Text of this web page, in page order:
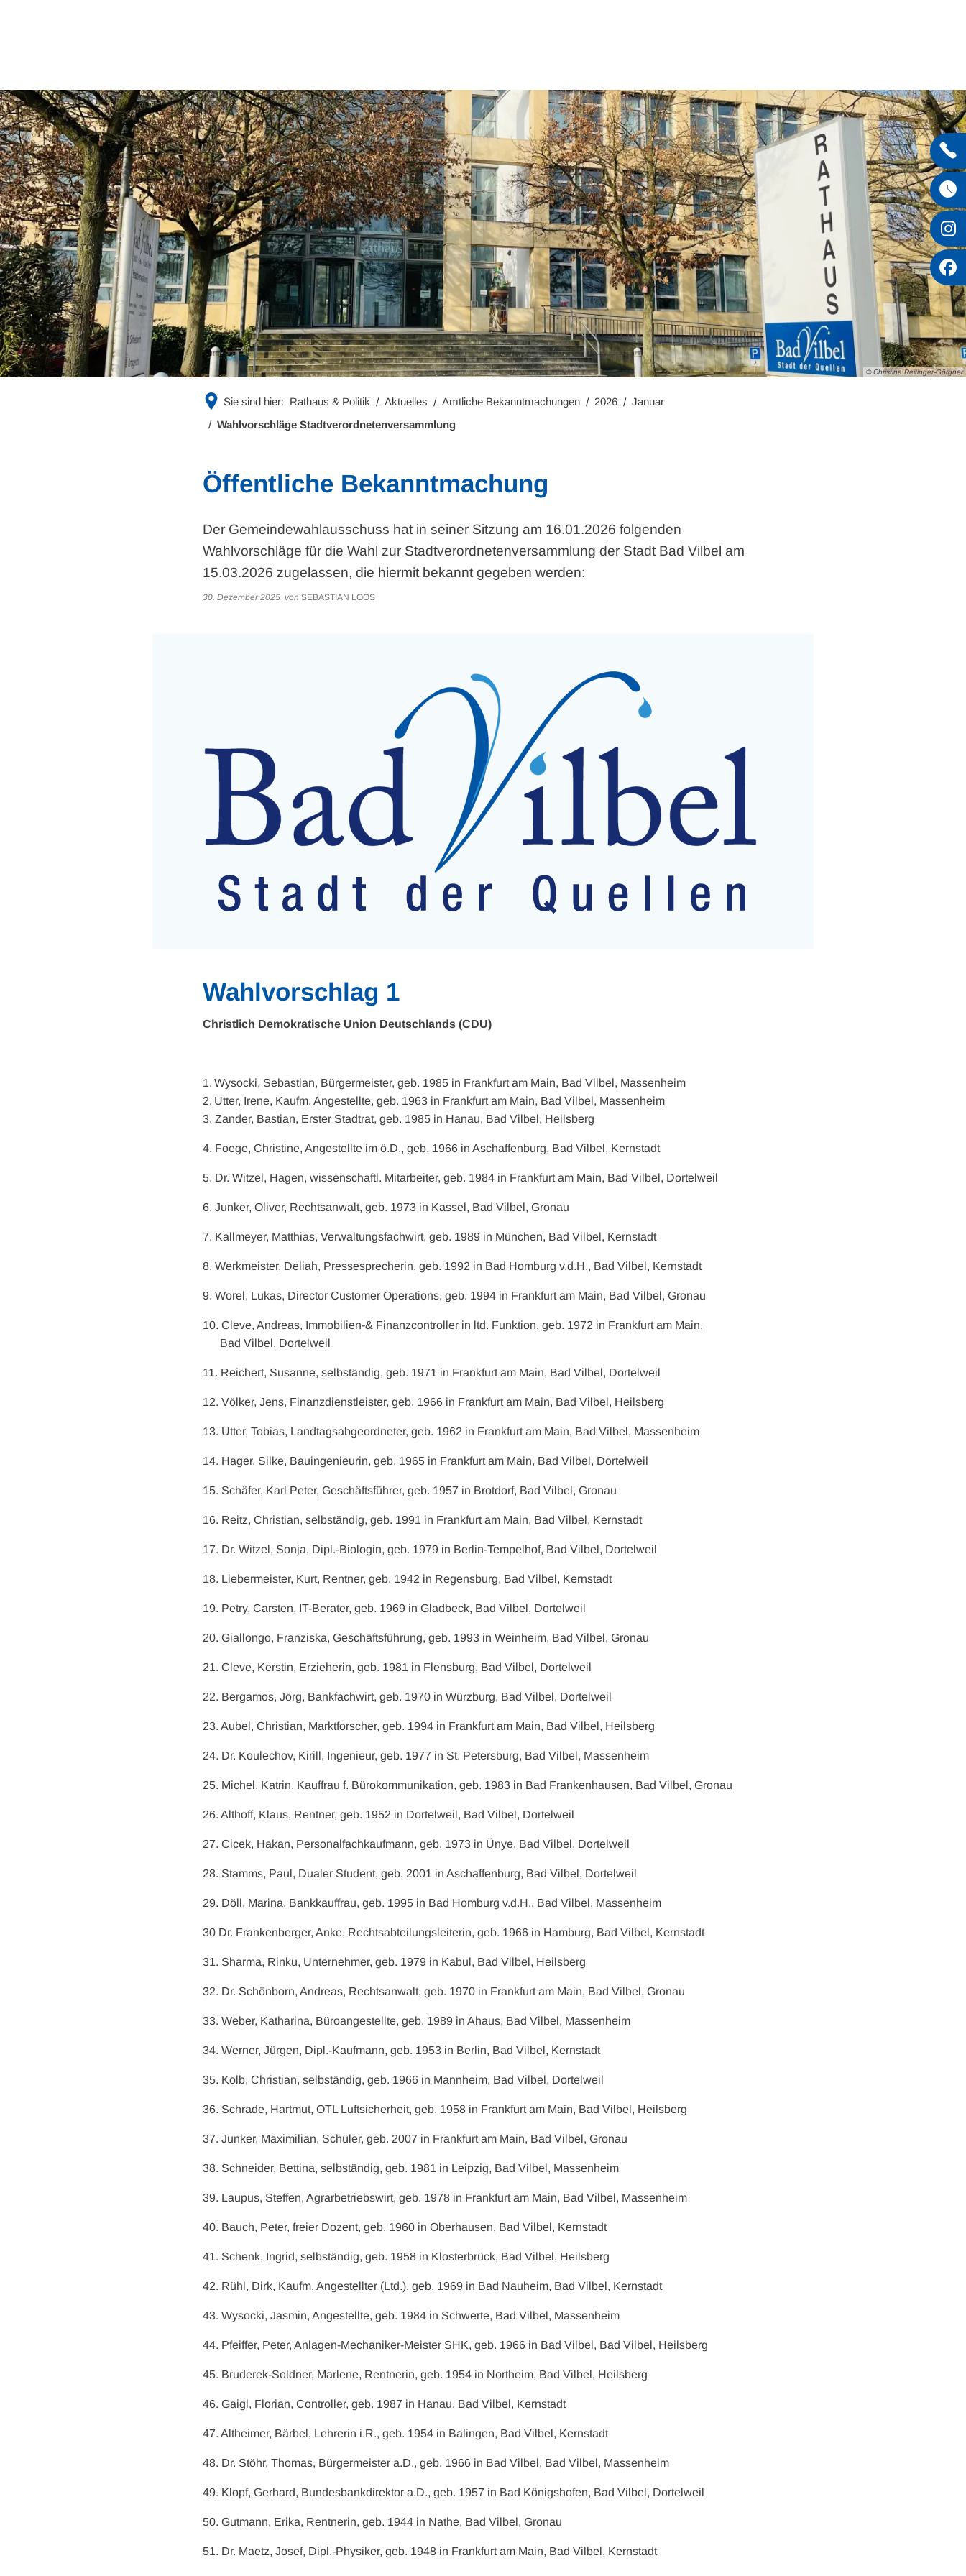
© Christina Reitinger-Görgner
Sie sind hier: Rathaus & Politik Aktuelles Amtliche Bekanntmachungen 2026
Januar
Wahlvorschläge Stadtverordnetenversammlung
Öffentliche Bekanntmachung
Der Gemeindewahlausschuss hat in seiner Sitzung am 16.01.2026 folgenden
Wahlvorschläge für die Wahl zur Stadtverordnetenversammlung der Stadt Bad Vilbel am
15.03.2026 zugelassen, die hiermit bekannt gegeben werden:
30. Dezember 2025 von SEBASTIAN LOOS
Wahlvorschlag 1
Christlich Demokratische Union Deutschlands (CDU)
Wysocki, Sebastian, Bürgermeister, geb. 1985 in Frankfurt am Main, Bad Vilbel, Massenheim
Utter, Irene, Kaufm. Angestellte, geb. 1963 in Frankfurt am Main, Bad Vilbel, Massenheim
3. Zander, Bastian, Erster Stadtrat, geb. 1985 in Hanau, Bad Vilbel, Heilsberg
4. Foege, Christine, Angestellte im ö.D., geb. 1966 in Aschaffenburg, Bad Vilbel, Kernstadt
5. Dr. Witzel, Hagen, wissenschaftl. Mitarbeiter, geb. 1984 in Frankfurt am Main, Bad Vilbel, Dortelweil
6. Junker, Oliver, Rechtsanwalt, geb. 1973 in Kassel, Bad Vilbel, Gronau
7. Kallmeyer, Matthias, Verwaltungsfachwirt, geb. 1989 in München, Bad Vilbel, Kernstadt
8. Werkmeister, Deliah, Pressesprecherin, geb. 1992 in Bad Homburg v.d.H., Bad Vilbel, Kernstadt
9. Worel, Lukas, Director Customer Operations, geb. 1994 in Frankfurt am Main, Bad Vilbel, Gronau
10. Cleve, Andreas, Immobilien-& Finanzcontroller in ltd. Funktion, geb. 1972 in Frankfurt am Main,
Bad Vilbel, Dortelweil
11. Reichert, Susanne, selbständig, geb. 1971 in Frankfurt am Main, Bad Vilbel, Dortelweil
12. Völker, Jens, Finanzdienstleister, geb. 1966 in Frankfurt am Main, Bad Vilbel, Heilsberg
13. Utter, Tobias, Landtagsabgeordneter, geb. 1962 in Frankfurt am Main, Bad Vilbel, Massenheim
14. Hager, Silke, Bauingenieurin, geb. 1965 in Frankfurt am Main, Bad Vilbel, Dortelweil
15. Schäfer, Karl Peter, Geschäftsführer, geb. 1957 in Brotdorf, Bad Vilbel, Gronau
16. Reitz, Christian, selbständig, geb. 1991 in Frankfurt am Main, Bad Vilbel, Kernstadt
17. Dr. Witzel, Sonja, Dipl.-Biologin, geb. 1979 in Berlin-Tempelhof, Bad Vilbel, Dortelweil
18. Liebermeister, Kurt, Rentner, geb. 1942 in Regensburg, Bad Vilbel, Kernstadt
19. Petry, Carsten, IT-Berater, geb. 1969 in Gladbeck, Bad Vilbel, Dortelweil
20. Giallongo, Franziska, Geschäftsführung, geb. 1993 in Weinheim, Bad Vilbel, Gronau
21. Cleve, Kerstin, Erzieherin, geb. 1981 in Flensburg, Bad Vilbel, Dortelweil
22. Bergamos, Jörg, Bankfachwirt, geb. 1970 in Würzburg, Bad Vilbel, Dortelweil
23. Aubel, Christian, Marktforscher, geb. 1994 in Frankfurt am Main, Bad Vilbel, Heilsberg
24. Dr. Koulechov, Kirill, Ingenieur, geb. 1977 in St. Petersburg, Bad Vilbel, Massenheim
25. Michel, Katrin, Kauffrau f. Bürokommunikation, geb. 1983 in Bad Frankenhausen, Bad Vilbel, Gronau
26. Althoff, Klaus, Rentner, geb. 1952 in Dortelweil, Bad Vilbel, Dortelweil
27. Cicek, Hakan, Personalfachkaufmann, geb. 1973 in Ünye, Bad Vilbel, Dortelweil
28. Stamms, Paul, Dualer Student, geb. 2001 in Aschaffenburg, Bad Vilbel, Dortelweil
29. Döll, Marina, Bankkauffrau, geb. 1995 in Bad Homburg v.d.H., Bad Vilbel, Massenheim
30 Dr. Frankenberger, Anke, Rechtsabteilungsleiterin, geb. 1966 in Hamburg, Bad Vilbel, Kernstadt
31. Sharma, Rinku, Unternehmer, geb. 1979 in Kabul, Bad Vilbel, Heilsberg
32. Dr. Schönborn, Andreas, Rechtsanwalt, geb. 1970 in Frankfurt am Main, Bad Vilbel, Gronau
33. Weber, Katharina, Büroangestellte, geb. 1989 in Ahaus, Bad Vilbel, Massenheim
34. Werner, Jürgen, Dipl.-Kaufmann, geb. 1953 in Berlin, Bad Vilbel, Kernstadt
35. Kolb, Christian, selbständig, geb. 1966 in Mannheim, Bad Vilbel, Dortelweil
36. Schrade, Hartmut, OTL Luftsicherheit, geb. 1958 in Frankfurt am Main, Bad Vilbel, Heilsberg
37. Junker, Maximilian, Schüler, geb. 2007 in Frankfurt am Main, Bad Vilbel, Gronau
38. Schneider, Bettina, selbständig, geb. 1981 in Leipzig, Bad Vilbel, Massenheim
39. Laupus, Steffen, Agrarbetriebswirt, geb. 1978 in Frankfurt am Main, Bad Vilbel, Massenheim
40. Bauch, Peter, freier Dozent, geb. 1960 in Oberhausen, Bad Vilbel, Kernstadt
41. Schenk, Ingrid, selbständig, geb. 1958 in Klosterbrück, Bad Vilbel, Heilsberg
42. Rühl, Dirk, Kaufm. Angestellter (Ltd.), geb. 1969 in Bad Nauheim, Bad Vilbel, Kernstadt
43. Wysocki, Jasmin, Angestellte, geb. 1984 in Schwerte, Bad Vilbel, Massenheim
44. Pfeiffer, Peter, Anlagen-Mechaniker-Meister SHK, geb. 1966 in Bad Vilbel, Bad Vilbel, Heilsberg
45. Bruderek-Soldner, Marlene, Rentnerin, geb. 1954 in Northeim, Bad Vilbel, Heilsberg
46. Gaigl, Florian, Controller, geb. 1987 in Hanau, Bad Vilbel, Kernstadt
47. Altheimer, Bärbel, Lehrerin i.R., geb. 1954 in Balingen, Bad Vilbel, Kernstadt
48. Dr. Stöhr, Thomas, Bürgermeister a.D., geb. 1966 in Bad Vilbel, Bad Vilbel, Massenheim
49. Klopf, Gerhard, Bundesbankdirektor a.D., geb. 1957 in Bad Königshofen, Bad Vilbel, Dortelweil
50. Gutmann, Erika, Rentnerin, geb. 1944 in Nathe, Bad Vilbel, Gronau
51. Dr. Maetz, Josef, Dipl.-Physiker, geb. 1948 in Frankfurt am Main, Bad Vilbel, Kernstadt